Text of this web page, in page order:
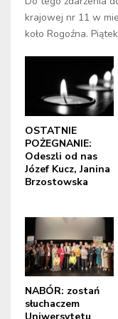
krajowej nr 11 w
koło Rogoźna.
OSTATNIE
POŻEGNANIE:
Odeszli od nas
Józef Kucz, Janina
Brzostowska
NABÓR: zostań
słuchaczem